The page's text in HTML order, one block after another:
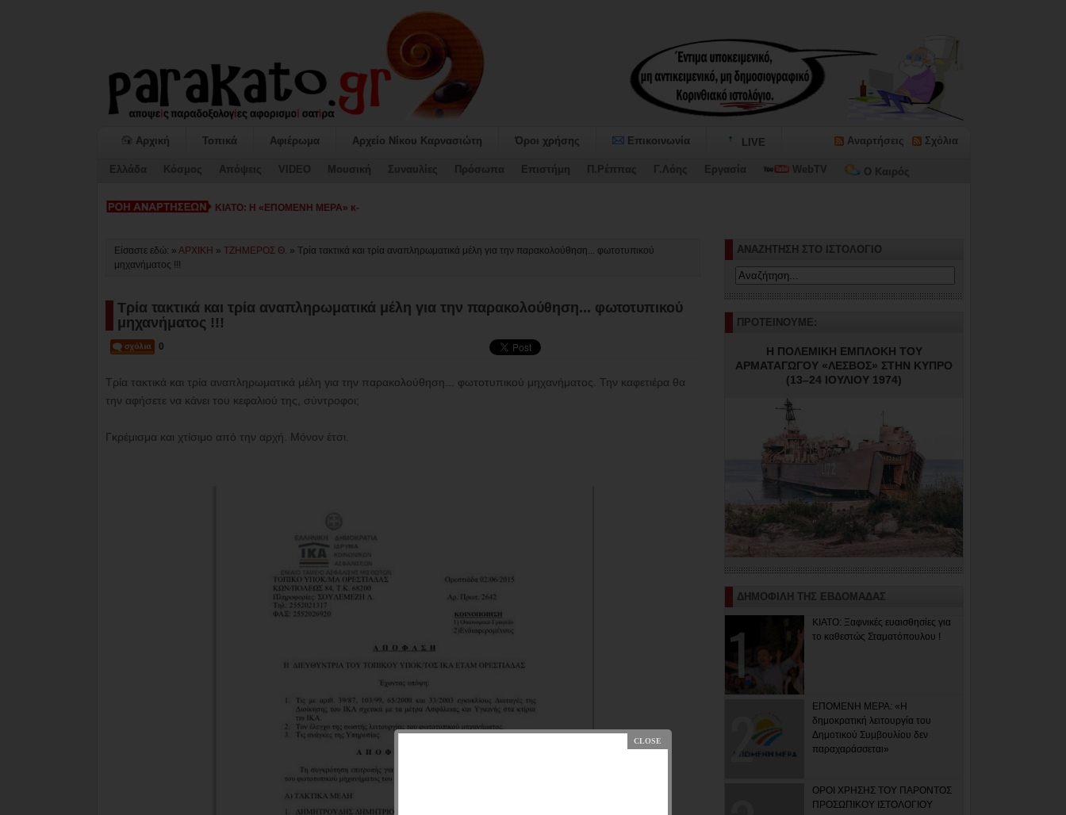
Αρχική Τοπικά Αφιέρωμα Αρχείο Νίκου Καρνασιώτη Όροι χρήσης Επικοινωνία LIVE Αναρτήσεις Σχόλια
Ελλάδα Κόσμος Απόψεις VIDEO Μουσική Συναυλίες Πρόσωπα Επιστήμη Π.Ρέππας Γ.Λόης Εργασία WebTV Ο Καιρός
ΚΙΑΤΟ: Η «ΕΠΟΜΕΝΗ ΜΕΡΑ» καταψήφισε τον Προϋπολογισμό και το Τ-
Είσαστε εδώ: » ΑΡΧΙΚΗ » ΤΖΗΜΕΡΟΣ Θ. » Τρία τακτικά και τρία αναπληρωματικά μέλη για την παρακολούθηση... φωτοτυπικού
μηχανήματος !!!
Τρία τακτικά και τρία αναπληρωματικά μέλη για την παρακολούθηση... φωτοτυπικού
μηχανήματος !!!
0
Τρία τακτικά και τρία αναπληρωματικά μέλη για την παρακολούθηση... φωτοτυπικού μηχανήματος. Την καφετιέρα θα
την αφήσετε να κάνει του κεφαλιού της, σύντροφοι;
Γκρέμισμα και χτίσιμο από την αρχή. Μόνον έτσι.
ΑΝΑΖΗΤΗΣΗ ΣΤΟ ΙΣΤΟΛΟΓΙΟ
ΠΡΟΤΕΙΝΟΥΜΕ:
Η ΠΟΛΕΜΙΚΗ ΕΜΠΛΟΚΗ ΤΟΥ
ΑΡΜΑΤΑΓΩΓΟΥ «ΛΕΣΒΟΣ» ΣΤΗΝ ΚΥΠΡΟ
(13–24 ΙΟΥΛΙΟΥ 1974)
ΔΗΜΟΦΙΛΗ ΤΗΣ ΕΒΔΟΜΑΔΑΣ
ΚΙΑΤΟ: Ξαφνικές ευαισθησίες για
το καθεστώς Σταματόπουλου !
ΕΠΟΜΕΝΗ ΜΕΡΑ: «Η
δημοκρατική λειτουργία του
Δημοτικού Συμβουλίου δεν
παραχαράσσεται»
ΟΡΟΙ ΧΡΗΣΗΣ ΤΟΥ ΠΑΡΟΝΤΟΣ
ΠΡΟΣΩΠΙΚΟΥ ΙΣΤΟΛΟΓΙΟΥ